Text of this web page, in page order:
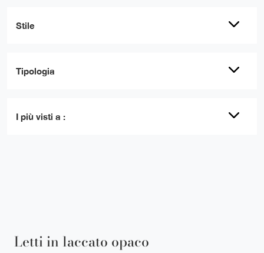
Stile
Tipologia
I più visti a :
Letti in laccato opaco